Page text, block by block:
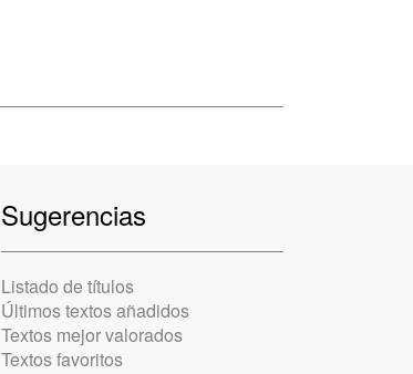
Sugerencias
Listado de títulos
Últimos textos añadidos
Textos mejor valorados
Textos favoritos